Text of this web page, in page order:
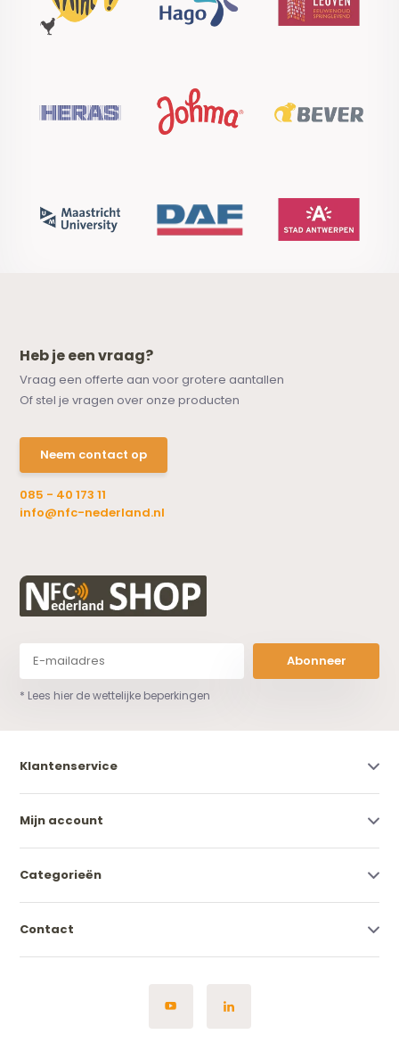
Heb je een vraag?
Vraag een offerte aan voor grotere aantallen
Of stel je vragen over onze producten
Neem contact op
085 - 40 173 11
info@nfc-nederland.nl
Abonneer
* Lees hier de wettelijke beperkingen
Klantenservice
Mijn account
Categorieën
Contact